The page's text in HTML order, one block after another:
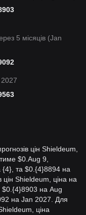
5 місяців (Jan
2027
цін Shieldeum,
$0.Aug 9,
та $0.{4}8894 на
Shieldeum, ціна на
$0.{4}8903 на Aug
на Jan 2027. Для
ціна